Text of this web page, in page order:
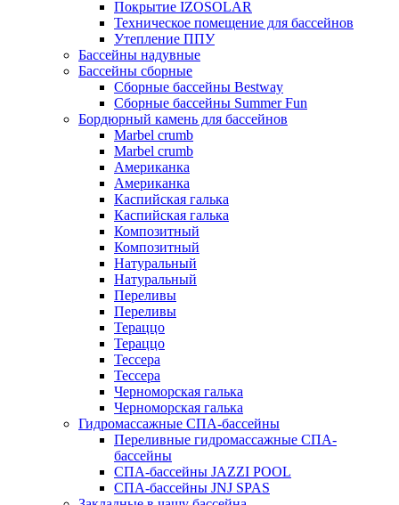
Покрытие IZOSOLAR
Техническое помещение для бассейнов
Утепление ППУ
Бассейны надувные
Бассейны сборные
Сборные бассейны Bestway
Сборные бассейны Summer Fun
Бордюрный камень для бассейнов
Marbel crumb
Marbel crumb
Американка
Американка
Каспийская галька
Каспийская галька
Композитный
Композитный
Натуральный
Натуральный
Переливы
Переливы
Тераццо
Тераццо
Тессера
Тессера
Черноморская галька
Черноморская галька
Гидромассажные СПА-бассейны
Переливные гидромассажные СПА-
бассейны
СПА-бассейны JAZZI POOL
СПА-бассейны JNJ SPAS